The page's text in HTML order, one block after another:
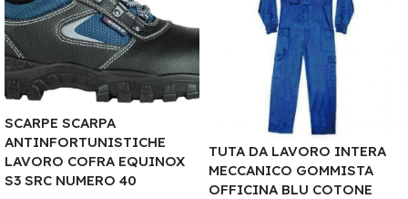
SCARPE SCARPA
ANTINFORTUNISTICHE
LAVORO COFRA EQUINOX
S3 SRC NUMERO 40
TUTA DA LAVORO INTERA
MECCANICO GOMMISTA
OFFICINA BLU COTONE